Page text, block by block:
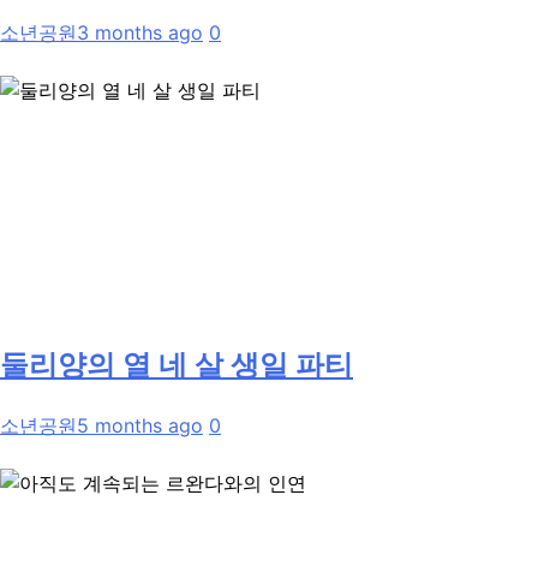
소년공원3 months ago 0
둘리양의 열 네 살 생일 파티
소년공원5 months ago 0